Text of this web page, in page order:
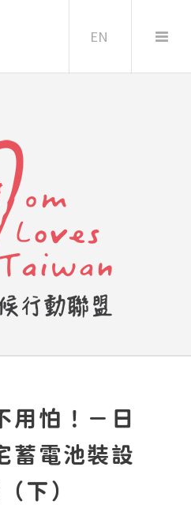
EN
用怕！－日
蓄電池裝設
下）